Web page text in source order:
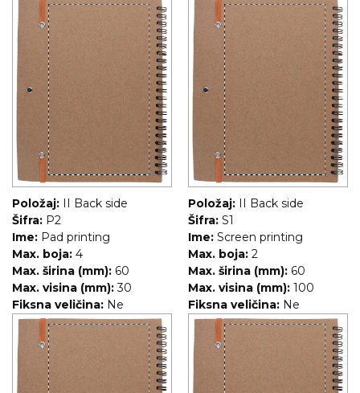
Položaj: II Back side
Šifra: P2
Ime: Pad printing
Max. boja: 4
Max. širina (mm): 60
Max. visina (mm): 30
Fiksna veličina: Ne
Položaj: II Back side
Šifra: S1
Ime: Screen printing
Max. boja: 2
Max. širina (mm): 60
Max. visina (mm): 100
Fiksna veličina: Ne